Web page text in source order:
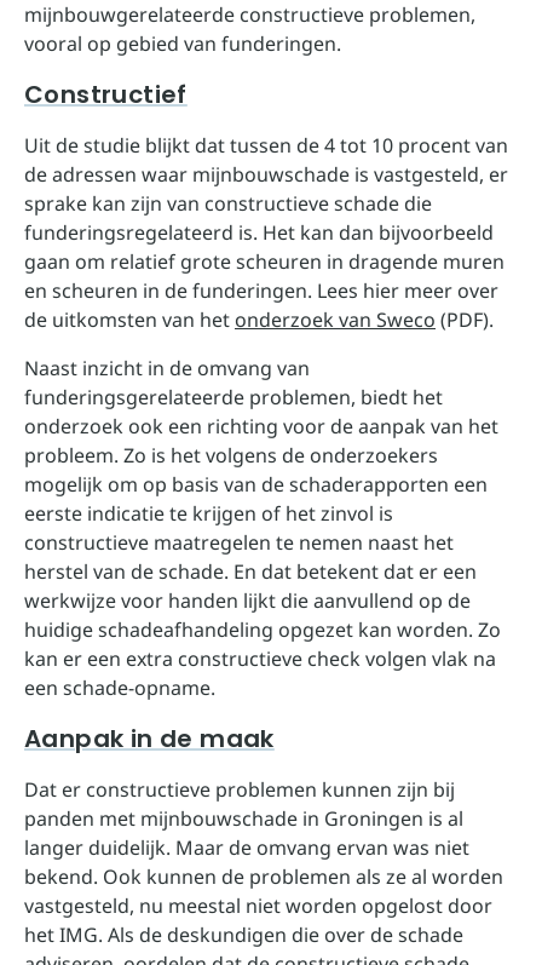
mijnbouwgerelateerde constructieve problemen,
vooral op gebied van funderingen.
Constructief
Uit de studie blijkt dat tussen de 4 tot 10 procent van
de adressen waar mijnbouwschade is vastgesteld, er
sprake kan zijn van constructieve schade die
funderingsregelateerd is. Het kan dan bijvoorbeeld
gaan om relatief grote scheuren in dragende muren
en scheuren in de funderingen. Lees hier meer over
de uitkomsten van het onderzoek van Sweco (PDF).
Naast inzicht in de omvang van
funderingsgerelateerde problemen, biedt het
onderzoek ook een richting voor de aanpak van het
probleem. Zo is het volgens de onderzoekers
mogelijk om op basis van de schaderapporten een
eerste indicatie te krijgen of het zinvol is
constructieve maatregelen te nemen naast het
herstel van de schade. En dat betekent dat er een
werkwijze voor handen lijkt die aanvullend op de
huidige schadeafhandeling opgezet kan worden. Zo
kan er een extra constructieve check volgen vlak na
een schade-opname.
Aanpak in de maak
Dat er constructieve problemen kunnen zijn bij
panden met mijnbouwschade in Groningen is al
langer duidelijk. Maar de omvang ervan was niet
bekend. Ook kunnen de problemen als ze al worden
vastgesteld, nu meestal niet worden opgelost door
het IMG. Als de deskundigen die over de schade